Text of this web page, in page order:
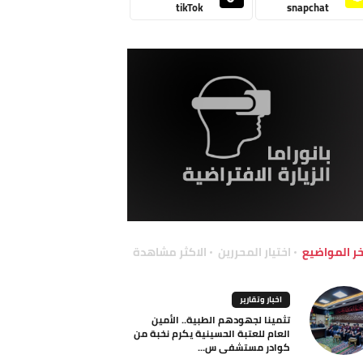
snapchat
tikTok
المواضيع اختيار المحررين الاكثر مشاهدة
اخبار وتقارير
تثمينا لجهودهم الطبية.. الأمين
العام للعتبة الحسينية يكرم نخبة من
كوادر مستشفى س...